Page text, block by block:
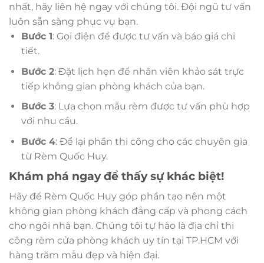
nhất, hãy liên hệ ngay với chúng tôi. Đội ngũ tư vấn
luôn sẵn sàng phục vụ bạn.
Bước 1: Gọi điện để được tư vấn và báo giá chi
tiết.
Bước 2: Đặt lịch hẹn để nhân viên khảo sát trực
tiếp không gian phòng khách của bạn.
Bước 3: Lựa chọn mẫu rèm được tư vấn phù hợp
với nhu cầu.
Bước 4: Để lại phần thi công cho các chuyên gia
từ Rèm Quốc Huy.
Khám phá ngay để thấy sự khác biệt!
Hãy để Rèm Quốc Huy góp phần tạo nên một
không gian phòng khách đẳng cấp và phong cách
cho ngôi nhà bạn. Chúng tôi tự hào là địa chỉ thi
công rèm cửa phòng khách uy tín tại TP.HCM với
hàng trăm mẫu đẹp và hiện đại.